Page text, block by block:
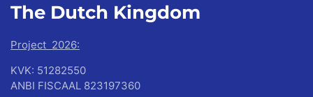
The Dutch Kingdom
Project 2026:
KVK: 51282550
ANBI FISCAAL 823197360